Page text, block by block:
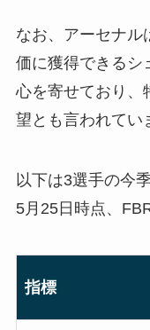
なお、アーセナル
価に獲得できるシ
心を寄せており、
望とも言われてい
以下は3選手の今
5月25日時点、
指標